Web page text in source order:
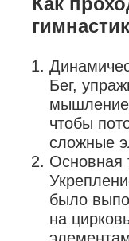
Бег,
чтобы
сложные
Основная
было
на